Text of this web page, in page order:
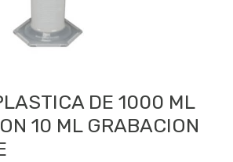
DE 1000 ML
10 ML GRABACION